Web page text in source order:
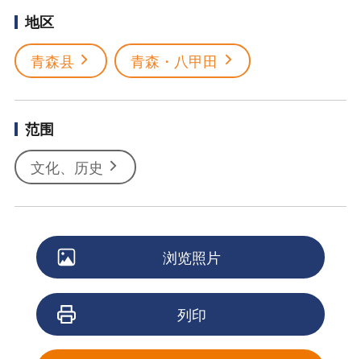
地区
青森县
青森・八甲田
范围
文化、历史
浏览照片
列印